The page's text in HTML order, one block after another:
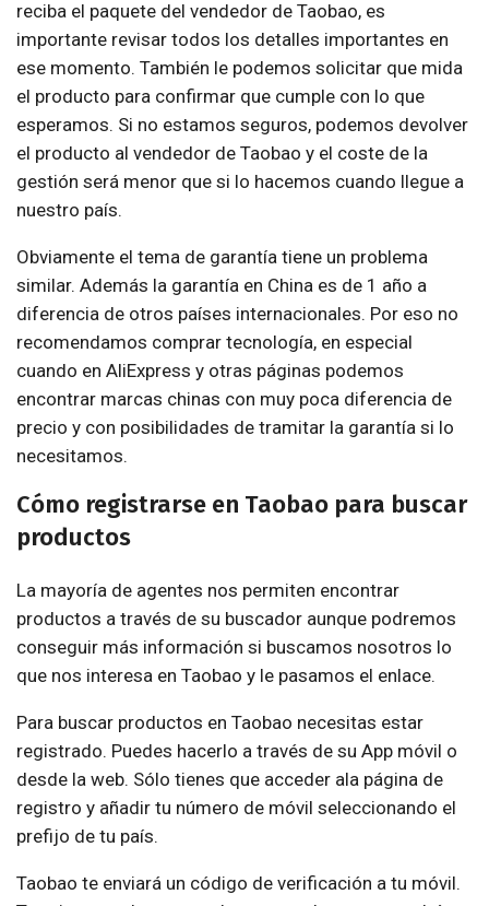
reciba el paquete del vendedor de Taobao, es
importante revisar todos los detalles importantes en
ese momento. También le podemos solicitar que mida
el producto para confirmar que cumple con lo que
esperamos. Si no estamos seguros, podemos devolver
el producto al vendedor de Taobao y el coste de la
gestión será menor que si lo hacemos cuando llegue a
nuestro país.
Obviamente el tema de garantía tiene un problema
similar. Además la garantía en China es de 1 año a
diferencia de otros países internacionales. Por eso no
recomendamos comprar tecnología, en especial
cuando en AliExpress y otras páginas podemos
encontrar marcas chinas con muy poca diferencia de
precio y con posibilidades de tramitar la garantía si lo
necesitamos.
Cómo registrarse en Taobao para buscar
productos
La mayoría de agentes nos permiten encontrar
productos a través de su buscador aunque podremos
conseguir más información si buscamos nosotros lo
que nos interesa en Taobao y le pasamos el enlace.
Para buscar productos en Taobao necesitas estar
registrado. Puedes hacerlo a través de su App móvil o
desde la web. Sólo tienes que acceder ala página de
registro y añadir tu número de móvil seleccionando el
prefijo de tu país.
Taobao te enviará un código de verificación a tu móvil.